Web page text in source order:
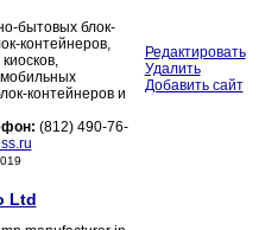
бытовых блок-
контейнеров,
контейнеров и
(812) 490-76-
Редактировать
Удалить
Добавить сайт
Ltd